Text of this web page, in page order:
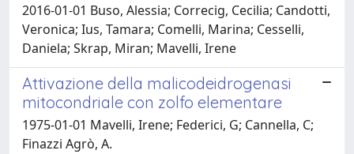
2016-01-01 Buso, Alessia; Correcig, Cecilia; Candotti,
Veronica; Ius, Tamara; Comelli, Marina; Cesselli,
Daniela; Skrap, Miran; Mavelli, Irene
Attivazione della malicodeidrogenasi
mitocondriale con zolfo elementare
1975-01-01 Mavelli, Irene; Federici, G; Cannella, C;
Finazzi Agrò, A.